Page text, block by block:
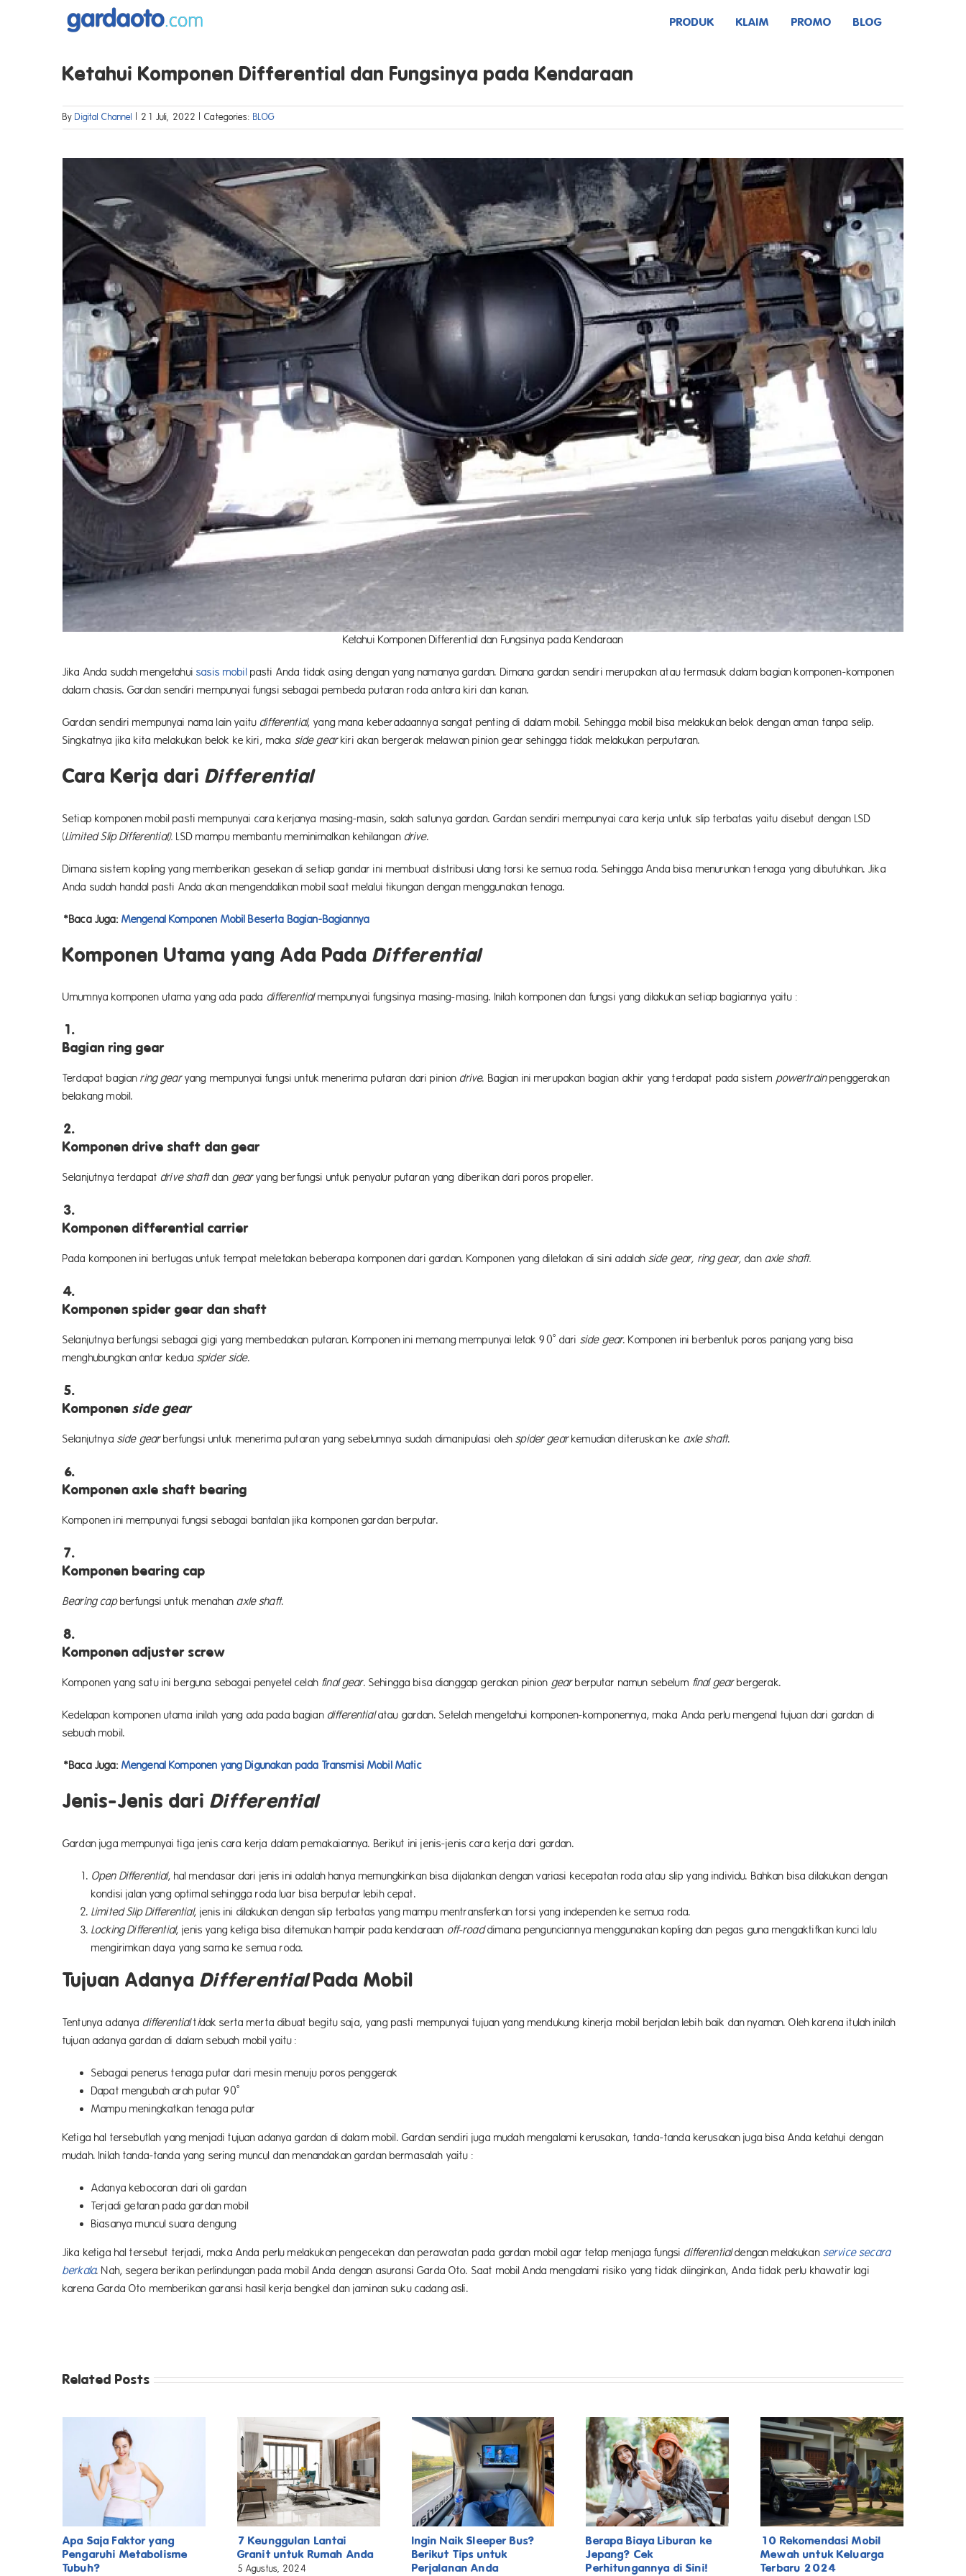
PRODUK KLAIM PROMO BLOG
Ketahui Komponen Differential dan Fungsinya pada Kendaraan
By Digital Channel | 21 Juli, 2022 | Categories: BLOG
Ketahui Komponen Differential dan Fungsinya pada Kendaraan
Jika Anda sudah mengetahuisasis mobil pasti Anda tidak asing dengan yang namanya gardan. Dimana gardan sendiri merupakan atau termasuk dalam bagian komponen-komponen
dalam chasis. Gardan sendiri mempunyai fungsi sebagai pembeda putaran roda antara kiri dan kanan.
Gardan sendiri mempunyai nama lain yaitudifferential, yang mana keberadaannya sangat penting di dalam mobil. Sehingga mobil bisa melakukan belok dengan aman tanpa selip.
Singkatnya jika kita melakukan belok ke kiri, maka side gearkiri akan bergerak melawan pinion gear sehingga tidak melakukan perputaran.
Cara Kerja dari Differential
Setiap komponen mobil pasti mempunyai cara kerjanya masing-masin, salah satunya gardan. Gardan sendiri mempunyai cara kerja untuk slip terbatas yaitu disebut dengan LSD
(Limited Slip Differential).LSD mampu membantu meminimalkan kehilangan drive.
Dimana sistem kopling yang memberikan gesekan di setiap gandar ini membuat distribusi ulang torsi ke semua roda. Sehingga Anda bisa menurunkan tenaga yang dibutuhkan. Jika
Anda sudah handal pasti Anda akan mengendalikan mobil saat melalui tikungan dengan menggunakan tenaga.
*Baca Juga: Mengenal Komponen Mobil Beserta Bagian-Bagiannya
Komponen Utama yang Ada Pada Differential
Umumnya komponen utama yang ada pada differentialmempunyai fungsinya masing-masing. Inilah komponen dan fungsi yang dilakukan setiap bagiannya yaitu :
Bagian ring gear
Terdapat bagianring gearyang mempunyai fungsi untuk menerima putaran dari piniondrive. Bagian ini merupakan bagian akhir yang terdapat pada sistem powertrainpenggerakan
belakang mobil.
Komponen drive shaft dan gear
Selanjutnya terdapatdrive shaftdan gearyang berfungsi untuk penyalur putaran yang diberikan dari poros propeller.
Komponen differential carrier
Pada komponen ini bertugas untuk tempat meletakan beberapa komponen dari gardan. Komponen yang diletakan di sini adalah side gear, ring gear,dan axle shaft.
Komponen spider gear dan shaft
Selanjutnya berfungsi sebagai gigi yang membedakan putaran. Komponen ini memang mempunyai letak 90˚ dari side gear. Komponen ini berbentuk poros panjang yang bisa
menghubungkan antar kedua spider side.
Komponen side gear
Selanjutnya side gearberfungsi untuk menerima putaran yang sebelumnya sudah dimanipulasi olehspider gearkemudian diteruskan ke axle shaft.
Komponen axle shaft bearing
Komponen ini mempunyai fungsi sebagai bantalan jika komponen gardan berputar.
Komponen bearing cap
Bearing capberfungsi untuk menahanaxle shaft.
Komponen adjuster screw
Komponen yang satu ini berguna sebagai penyetel celah final gear. Sehingga bisa dianggap gerakan pinion gearberputar namun sebelum final gearbergerak.
Kedelapan komponen utama inilah yang ada pada bagian differentialatau gardan. Setelah mengetahui komponen-komponennya, maka Anda perlu mengenal tujuan dari gardan di
sebuah mobil.
*Baca Juga: Mengenal Komponen yang Digunakan pada Transmisi Mobil Matic
Jenis-Jenis dari Differential
Gardan juga mempunyai tiga jenis cara kerja dalam pemakaiannya. Berikut ini jenis-jenis cara kerja dari gardan.
Open Differential, hal mendasar dari jenis ini adalah hanya memungkinkan bisa dijalankan dengan variasi kecepatan roda atau slip yang individu. Bahkan bisa dilakukan dengan
kondisi jalan yang optimal sehingga roda luar bisa berputar lebih cepat.
Limited Slip Differential, jenis ini dilakukan dengan slip terbatas yang mampu mentransferkan torsi yang independen ke semua roda.
Locking Differential, jenis yang ketiga bisa ditemukan hampir pada kendaraan off-roaddimana pengunciannya menggunakan kopling dan pegas guna mengaktifkan kunci lalu
mengirimkan daya yang sama ke semua roda.
Tujuan Adanya DifferentialPada Mobil
Tentunya adanyadifferentialtidak serta merta dibuat begitu saja, yang pasti mempunyai tujuan yang mendukung kinerja mobil berjalan lebih baik dan nyaman. Oleh karena itulah inilah
tujuan adanya gardan di dalam sebuah mobil yaitu :
Sebagai penerus tenaga putar dari mesin menuju poros penggerak
Dapat mengubah arah putar 90˚
Mampu meningkatkan tenaga putar
Ketiga hal tersebutlah yang menjadi tujuan adanya gardan di dalam mobil. Gardan sendiri juga mudah mengalami kerusakan, tanda-tanda kerusakan juga bisa Anda ketahui dengan
mudah. Inilah tanda-tanda yang sering muncul dan menandakan gardan bermasalah yaitu :
Adanya kebocoran dari oli gardan
Terjadi getaran pada gardan mobil
Biasanya muncul suara dengung
Jika ketiga hal tersebut terjadi, maka Anda perlu melakukan pengecekan dan perawatan pada gardan mobil agar tetap menjaga fungsidifferentialdengan melakukan service secara
berkala. Nah, segera berikan perlindungan pada mobil Anda dengan asuransi Garda Oto. Saat mobil Anda mengalami risiko yang tidak diinginkan, Anda tidak perlu khawatir lagi
karena Garda Oto memberikan garansi hasil kerja bengkel dan jaminan suku cadang asli.
Related Posts
Apa Saja Faktor yang
Pengaruhi Metabolisme
Tubuh?
7 Keunggulan Lantai
Granit untuk Rumah Anda
5 Agustus, 2024
Ingin Naik Sleeper Bus?
Berikut Tips untuk
Perjalanan Anda
Berapa Biaya Liburan ke
Jepang? Cek
Perhitungannya di Sini!
10 Rekomendasi Mobil
Mewah untuk Keluarga
Terbaru 2024